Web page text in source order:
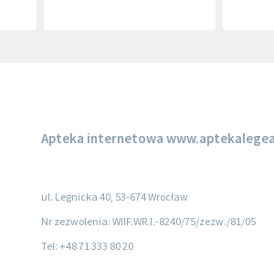
Apteka internetowa
ul. Legnicka 40, 53-674 Wrocław
Nr zezwolenia: WIIF.WR.I.-8240/75/zezw./81/05
Tel: +48 71 333 80 20